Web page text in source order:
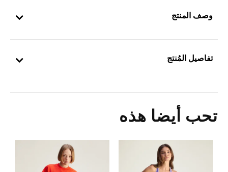
وصف المنتج
تفاصيل المُنتج
تحب أيضا هذه
Price Reduced From